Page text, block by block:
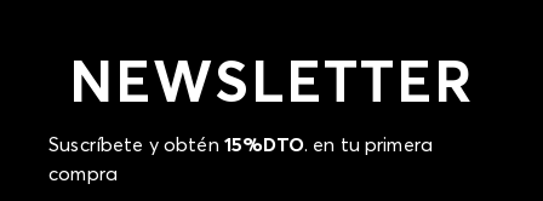
NEWSLETTER
Suscríbete y obtén 15%DTO. en tu primera
compra